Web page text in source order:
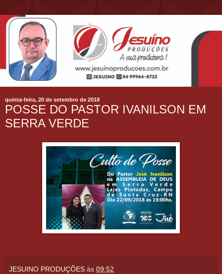
quinta-feira, 20 de setembro de 2018
POSSE DO PASTOR IVANILSON EM
SERRA VERDE
JESUINO PRODUÇÕES às 09:52